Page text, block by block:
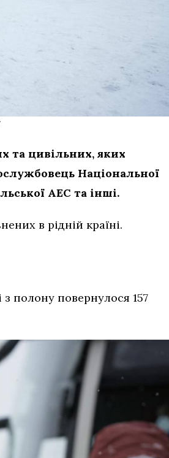
та цивільних, яких
Національної
АЕС та інші.
в рідній країні.
полону повернулося 157